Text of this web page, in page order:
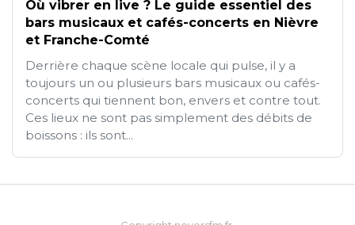
Où vibrer en live ? Le guide essentiel des
bars musicaux et cafés-concerts en Nièvre
et Franche-Comté
Derrière chaque scène locale qui pulse, il y a
toujours un ou plusieurs bars musicaux ou cafés-
concerts qui tiennent bon, envers et contre tout.
Ces lieux ne sont pas simplement des débits de
boissons : ils sont...